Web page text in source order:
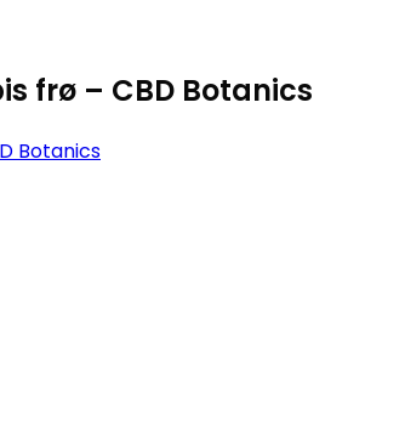
frø – CBD Botanics
Botanics